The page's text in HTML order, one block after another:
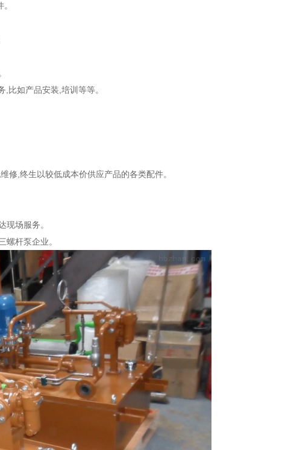
,比如产品安装 ,培训等等。
修,终生以较低成本价供应产品的各类配件。
场服务。
杆泵企业。